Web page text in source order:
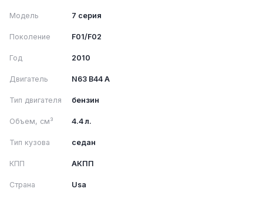
Модель 7 серия
Поколение F01/F02
Год 2010
Двигатель N63 B44 A
Тип двигателя бензин
Объем, см³ 4.4 л.
Тип кузова седан
КПП АКПП
Страна Usa